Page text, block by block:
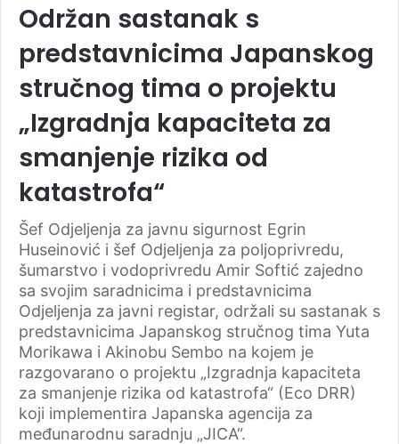
Održan sastanak s
predstavnicima Japanskog
stručnog tima o projektu
„Izgradnja kapaciteta za
smanjenje rizika od
katastrofa“
Šef Odjeljenja za javnu sigurnost Egrin
Huseinović i šef Odjeljenja za poljoprivredu,
šumarstvo i vodoprivredu Amir Softić zajedno
sa svojim saradnicima i predstavnicima
Odjeljenja za javni registar, održali su sastanak s
predstavnicima Japanskog stručnog tima Yuta
Morikawa i Akinobu Sembo na kojem je
razgovarano o projektu „Izgradnja kapaciteta
za smanjenje rizika od katastrofa“ (Eco DRR)
koji implementira Japanska agencija za
međunarodnu saradnju „JICA“.